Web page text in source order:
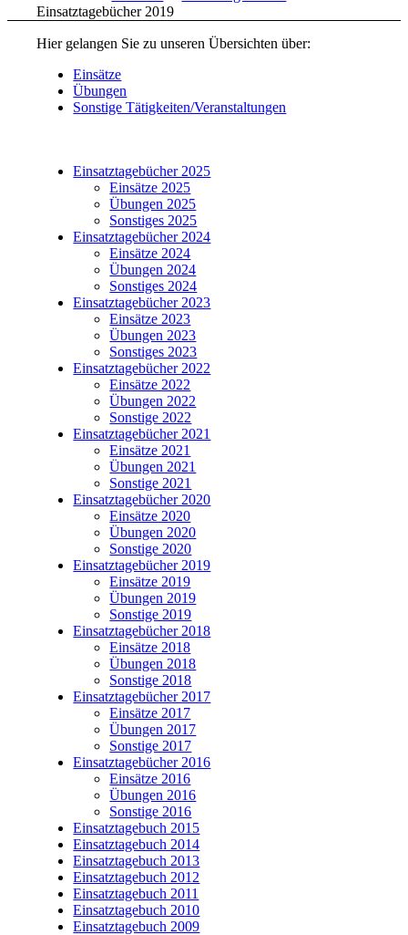
Einsatztagebücher 2019
Hier gelangen Sie zu unseren Übersichten über:
Einsätze
Übungen
Sonstige Tätigkeiten/Veranstaltungen
Einsatztagebücher 2025
Einsätze 2025
Übungen 2025
Sonstiges 2025
Einsatztagebücher 2024
Einsätze 2024
Übungen 2024
Sonstiges 2024
Einsatztagebücher 2023
Einsätze 2023
Übungen 2023
Sonstiges 2023
Einsatztagebücher 2022
Einsätze 2022
Übungen 2022
Sonstige 2022
Einsatztagebücher 2021
Einsätze 2021
Übungen 2021
Sonstige 2021
Einsatztagebücher 2020
Einsätze 2020
Übungen 2020
Sonstige 2020
Einsatztagebücher 2019
Einsätze 2019
Übungen 2019
Sonstige 2019
Einsatztagebücher 2018
Einsätze 2018
Übungen 2018
Sonstige 2018
Einsatztagebücher 2017
Einsätze 2017
Übungen 2017
Sonstige 2017
Einsatztagebücher 2016
Einsätze 2016
Übungen 2016
Sonstige 2016
Einsatztagebuch 2015
Einsatztagebuch 2014
Einsatztagebuch 2013
Einsatztagebuch 2012
Einsatztagebuch 2011
Einsatztagebuch 2010
Einsatztagebuch 2009